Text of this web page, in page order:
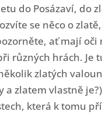
do Posázaví, do
se něco o
ať mají oči
různých hrách. Je
zlatých
a zlatem vlastně
která k tomu